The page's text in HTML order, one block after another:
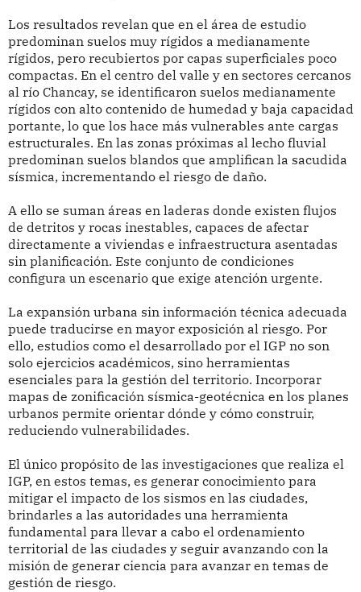
Los resultados revelan que en el área de estudio
predominan suelos muy rígidos a medianamente
rígidos, pero recubiertos por capas superficiales poco
compactas. En el centro del valle y en sectores cercanos
al río Chancay, se identificaron suelos medianamente
rígidos con alto contenido de humedad y baja capacidad
portante, lo que los hace más vulnerables ante cargas
estructurales. En las zonas próximas al lecho fluvial
predominan suelos blandos que amplifican la sacudida
sísmica, incrementando el riesgo de daño.
A ello se suman áreas en laderas donde existen flujos
de detritos y rocas inestables, capaces de afectar
directamente a viviendas e infraestructura asentadas
sin planificación. Este conjunto de condiciones
configura un escenario que exige atención urgente.
La expansión urbana sin información técnica adecuada
puede traducirse en mayor exposición al riesgo. Por
ello, estudios como el desarrollado por el IGP no son
solo ejercicios académicos, sino herramientas
esenciales para la gestión del territorio. Incorporar
mapas de zonificación sísmica-geotécnica en los planes
urbanos permite orientar dónde y cómo construir,
reduciendo vulnerabilidades.
El único propósito de las investigaciones que realiza el
IGP, en estos temas, es generar conocimiento para
mitigar el impacto de los sismos en las ciudades,
brindarles a las autoridades una herramienta
fundamental para llevar a cabo el ordenamiento
territorial de las ciudades y seguir avanzando con la
misión de generar ciencia para avanzar en temas de
gestión de riesgo.